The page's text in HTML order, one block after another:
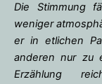
Die Stimmung
weniger
er in etlichen
anderen nur zu
Erzählung